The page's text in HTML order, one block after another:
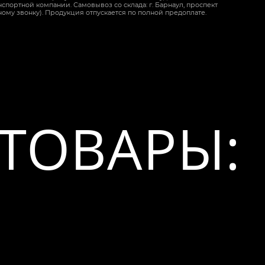
компании. Самовывоз со склада: г. Барнаул, проспект
звонку). Продукция отпускается по полной предоплате.